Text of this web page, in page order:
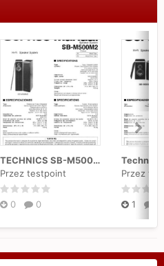
TECHNICS SB-M500M2 Service Manual
Przez testpoint
0 0
Przez
1